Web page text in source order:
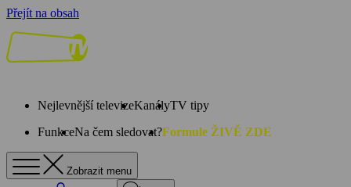
Přejít na obsah
Nejlevnější televizeKanályTV tipy
FunkceNa čem sledovat?Formule ŽIVĚ ZDE
Zobrazit menu